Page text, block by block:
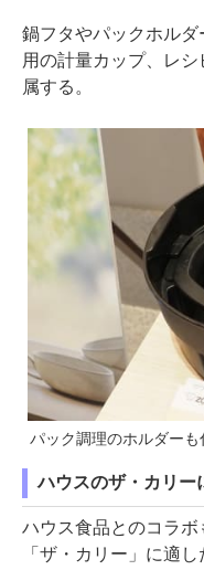
鍋フタやパックホル
用の計量カップ、レ
属する。
パック調理のホルダーも
ハウスのザ・カリー
ハウス食品とのコラ
「ザ・カリー」に適